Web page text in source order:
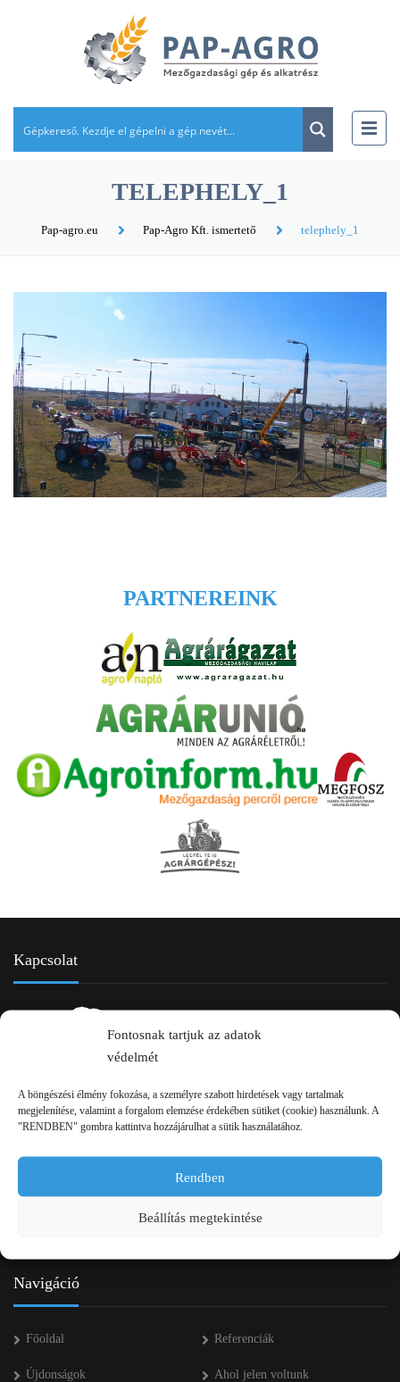
Fontosnak tartjuk az adatok
védelmét
A böngészési élmény fokozása, a személyre szabott hirdetések vagy tartalmak
megjelenítése, valamint a forgalom elemzése érdekében sütiket (cookie) használunk. A
"RENDBEN" gombra kattintva hozzájárulhat a sütik használatához.
Rendben
Beállítás megtekintése
TELEPHELY_1
Pap-agro.eu Pap-Agro Kft. ismertető telephely_1
PARTNEREINK
Kapcsolat
2750 Nagykőrös Alsójárás d. 1/a
+36 53 552 283
Navigáció
Főoldal Referenciák
Újdonságok Ahol jelen voltunk